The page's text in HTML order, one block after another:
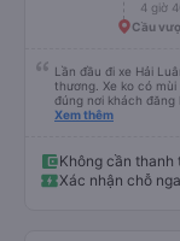
4 giờ
Cầu
Lần đầu đi xe Hải
thương. Xe ko có
đúng nơi khách
khách hàng hơn nữa
Xem thêm
Không cần thanh
Xác nhận chỗ